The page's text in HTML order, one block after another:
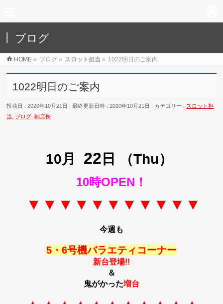
ブログ
HOME » ブログ » スロット担当 » 1022明日のご案内
1022明日のご案内
投稿日 : 2020年10月21日 最終更新日時 : 2020年10月21日 カテゴリー : スロット担
当
ブログ ,副店長
10月 22 日 （Thu）
10時OPEN！
▼▼▼▼▼▼▼▼▼▼▼
今週も
5・6号機バラエティコーナー
新台登場!!
＆
鬼がかった増台